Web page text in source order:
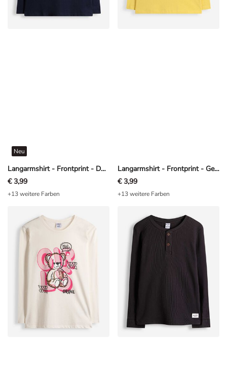
Langarmshirt - Frontprint - Dunkelblau
Neu
€ 3,99
+13 weitere Farben
Langarmshirt - Frontprint - Gelb
€ 3,99
+13 weitere Farben